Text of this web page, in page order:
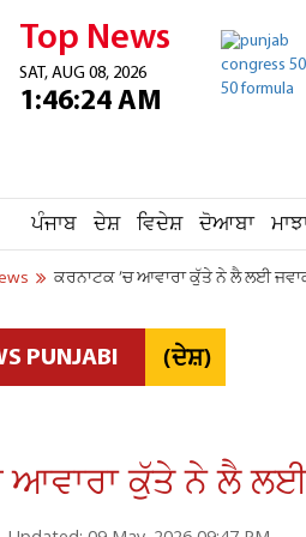
Top News
SAT, AUG 08, 2026
1:46:24 AM
ਪੰਜਾਬ ਦੇਸ਼ ਵਿਦੇਸ਼ ਦੋਆਬਾ
ਕਰਨਾਟਕ ’ਚ ਆਵਾਰਾ ਕੁੱਤੇ ਨੇ ਲੈ ਲਈ
PUNJABI (ਦੇਸ਼)
ਆਵਾਰਾ ਕੁੱਤੇ ਨੇ ਲੈ